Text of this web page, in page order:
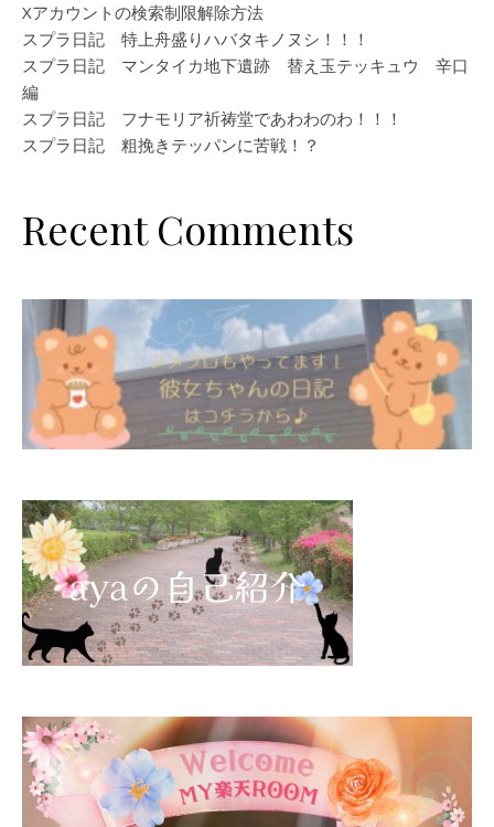
Xアカウントの検索制限解除方法
スプラ日記 特上舟盛りハバタキノヌシ！！！
スプラ日記 マンタイカ地下遺跡 替え玉テッキュウ 辛口
編
スプラ日記 フナモリア祈祷堂であわわのわ！！！
スプラ日記 粗挽きテッパンに苦戦！？
Recent Comments